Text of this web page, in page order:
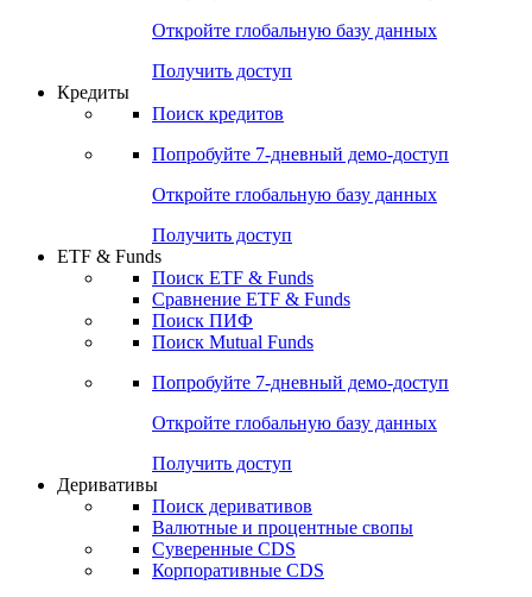
Российские IPO/SPO
Попробуйте7-дневный
Откройте глобальную базу данных
Получить доступ
Поиск кредитов
Попробуйте7-дневный
Откройте глобальную базу данных
Получить доступ
ETF & Funds
Сравнение ETF & Funds
Поиск Mutual Funds
Попробуйте7-дневный
Откройте глобальную базу данных
Получить доступ
Деривативы